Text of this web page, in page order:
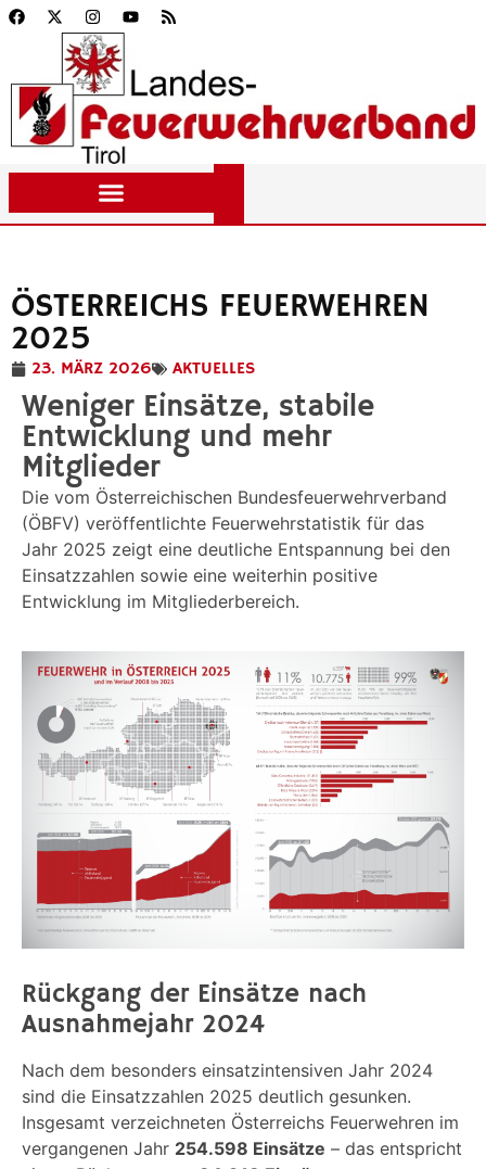
ÖSTERREICHS FEUERWEHREN
2025
23. MÄRZ 2026 AKTUELLES
Weniger Einsätze, stabile
Entwicklung und mehr
Mitglieder
Die vom Österreichischen Bundesfeuerwehrverband
(ÖBFV) veröffentlichte Feuerwehrstatistik für das
Jahr 2025 zeigt eine deutliche Entspannung bei den
Einsatzzahlen sowie eine weiterhin positive
Entwicklung im Mitgliederbereich.
Rückgang der Einsätze nach
Ausnahmejahr 2024
Nach dem besonders einsatzintensiven Jahr 2024
sind die Einsatzzahlen 2025 deutlich gesunken.
Insgesamt verzeichneten Österreichs Feuerwehren im
vergangenen Jahr 254.598 Einsätze – das entspricht